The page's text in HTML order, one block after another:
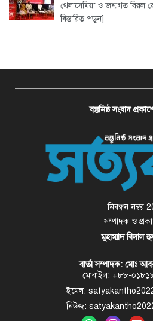
থেলাসেমিয়া ও জন্মগত বিরল
বিস্তারিত পড়ুন]
বস্তুনিষ্ঠ সংবাদ
নিবন্ধন নম্বর
সম্পাদক ও
মুহাম্মাদ বিলাল
বার্তা সম্পাদক: মোঃ
মোবাইল: +৮৮-
ইমেল:
নিউজ: